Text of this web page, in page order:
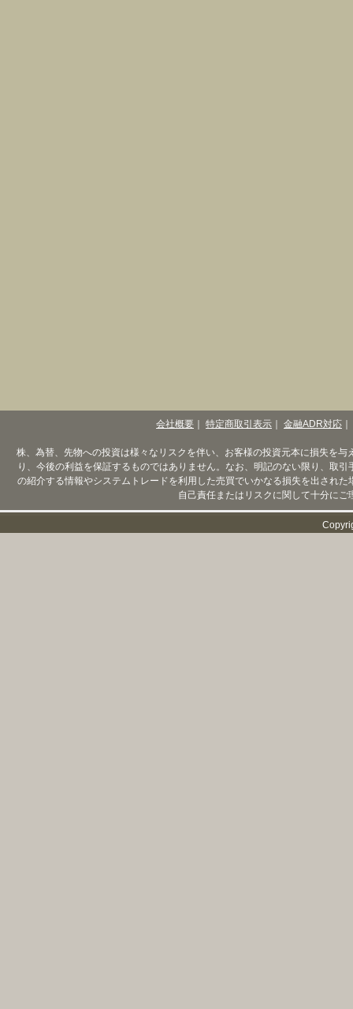
会社概要 特定商取引表示 金融ADR対応
株、為替、先物への投資は様々なリスクを伴い、お客様の投資元本に損失を
り、今後の利益を保証するものではありません。なお、明記のない限り、取
の紹介する情報やシステムトレードを利用した売買でいかなる損失を出され
自己責任またはリスクに関して十分に